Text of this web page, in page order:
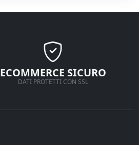
ECOMMERCE SICURO
DATI PROTETTI CON SSL